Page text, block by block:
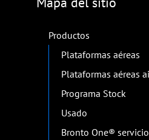
Productos
Plataformas aéreas
Plataformas aéreas
Programa Stock
Usado
Bronto One®